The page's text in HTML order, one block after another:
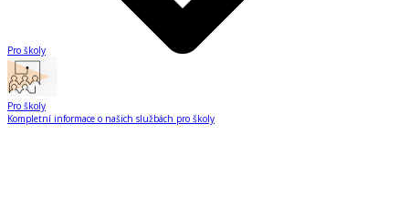
Pro školy
Pro školy
Kompletní informace o našich službách pro školy